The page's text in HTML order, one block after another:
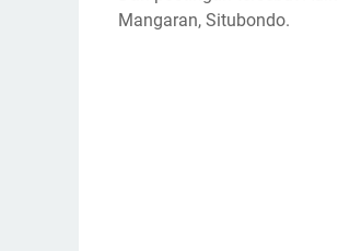
Mangaran, Situbondo.